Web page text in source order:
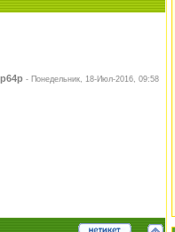
- Понедельник, 18-Июл-2016, 09:58